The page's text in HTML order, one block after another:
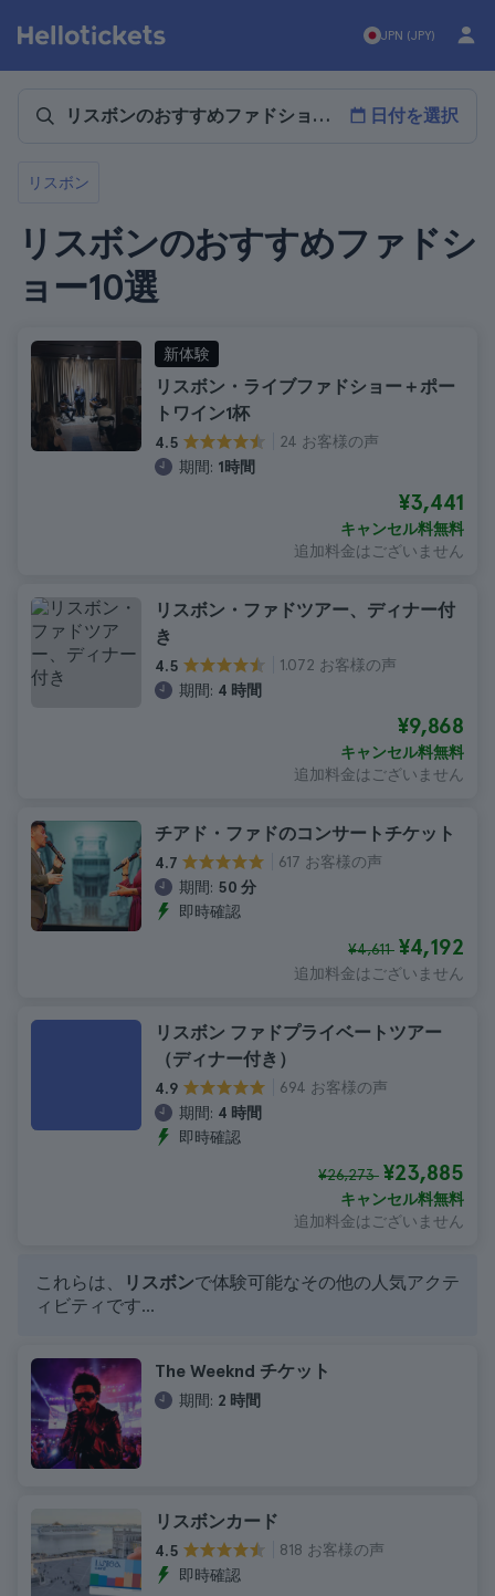
JPN (JPY)
日付を選択
リスボン
リスボンのおすすめファドシ
ョー10選
新体験
リスボン・ライブファドショー＋ポー
トワイン1杯
4.5
24 お客様の声
期間: 1時間
¥3,441
キャンセル料無料
追加料金はございません
リスボン・ファドツアー、ディナー付
き
4.5
1.072 お客様の声
期間: 4 時間
¥9,868
キャンセル料無料
追加料金はございません
チアド・ファドのコンサートチケット
4.7
617 お客様の声
期間: 50 分
即時確認
¥4,611 ¥4,192
追加料金はございません
リスボン ファドプライベートツアー
（ディナー付き）
4.9
694 お客様の声
期間: 4 時間
即時確認
¥26,273 ¥23,885
キャンセル料無料
追加料金はございません
これらは、 リスボンで体験可能なその他の人気アクテ
ィビティです...
The Weeknd チケット
期間: 2 時間
リスボンカード
4.5
818 お客様の声
即時確認